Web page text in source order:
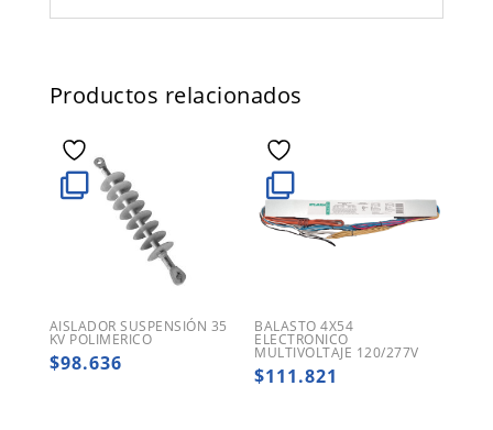
Productos relacionados
AISLADOR SUSPENSIÓN 35
KV POLIMERICO
$98.636
BALASTO 4X54
ELECTRONICO
MULTIVOLTAJE 120/277V
$111.821